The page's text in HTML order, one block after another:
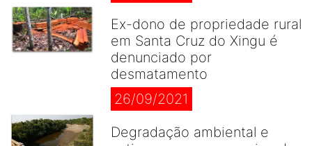
Ex-dono de propriedade rural
em Santa Cruz do Xingu é
denunciado por
desmatamento
26/09/2021
Degradação ambiental e